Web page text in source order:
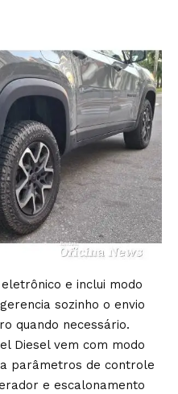
e inclui modo
sozinho o envio
quando necessário.
Diesel vem com modo
parâmetros de controle
e escalonamento